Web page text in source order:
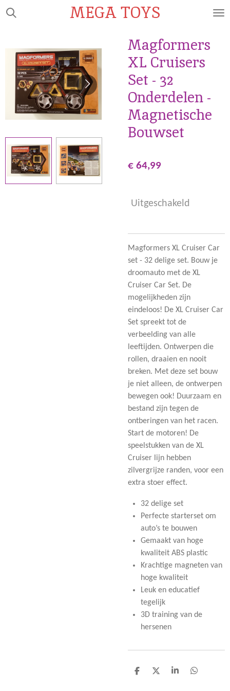
Ga
hoofdinhoud
MEGA TOYS
Magformers
XL Cruisers
Set - 32
Onderdelen -
Magnetische
Bouwset
€ 64,99
Uitgeschakeld
Magformers XL Cruiser Car
set - 32 delige set. Bouw je
droomauto met de XL
Cruiser Car Set. De
mogelijkheden zijn
eindeloos! De XL Cruiser Car
Set spreekt tot de
verbeelding van alle
leeftijden. Ontwerpen die
rollen, draaien en nooit
breken. Met deze set bouw
je niet alleen, de ontwerpen
bewegen ook! Duurzaam en
bestand zijn tegen de
ontberingen van het racen.
Start de motoren! De
speelstukken van de XL
Cruiser lijn hebben
zilvergrijze randen, voor een
extra stoer effect.
32 delige set
Perfecte starterset om
auto’s te bouwen
Gemaakt van hoge
kwaliteit ABS plastic
Krachtige magneten van
hoge kwaliteit
Leuk en educatief
tegelijk
3D training van de
hersenen
D
D
S
D